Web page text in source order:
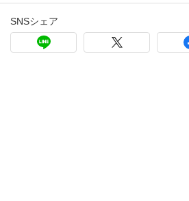
SNSシェア